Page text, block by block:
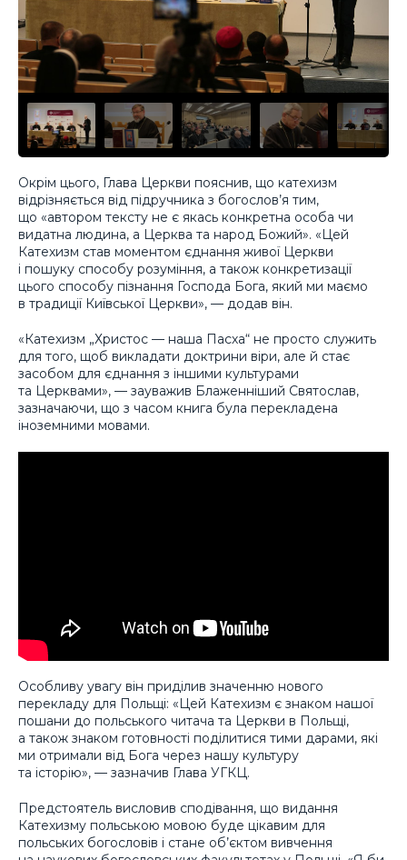
Окрім цього, Глава Церкви пояснив, що катехизм
відрізняється від підручника з богослов’я тим,
що «автором тексту не є якась конкретна особа чи
видатна людина, а Церква та народ Божий». «Цей
Катехизм став моментом єднання живої Церкви
і пошуку способу розуміння, а також конкретизації
цього способу пізнання Господа Бога, який ми маємо
в традиції Київської Церкви», — додав він.
«Катехизм „Христос — наша Пасха“ не просто служить
для того, щоб викладати доктрини віри, але й стає
засобом для єднання з іншими культурами
та Церквами», — зауважив Блаженніший Святослав,
зазначаючи, що з часом книга була перекладена
іноземними мовами.
Особливу увагу він приділив значенню нового
перекладу для Польщі: «Цей Катехизм є знаком нашої
пошани до польського читача та Церкви в Польщі,
а також знаком готовності поділитися тими дарами, які
ми отримали від Бога через нашу культуру
та історію», — зазначив Глава УГКЦ.
Предстоятель висловив сподівання, що видання
Катехизму польською мовою буде цікавим для
польських богословів і стане об’єктом вивчення